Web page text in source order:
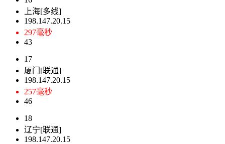
上海[多线]
198.147.20.15
297毫秒
43
17
厦门[联通]
198.147.20.15
257毫秒
46
18
辽宁[联通]
198.147.20.15